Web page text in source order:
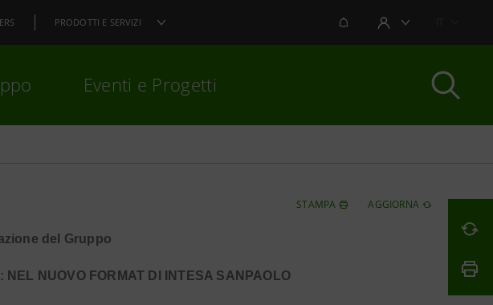
PRODOTTI E SERVIZI NOTIFICHEAREA UTENTE
Eventi e Progetti
STAMPA AGGIORNA
del Gruppo
NEL NUOVO FORMAT DI INTESA SANPAOLO